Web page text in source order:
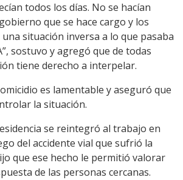
todos los días. No se hacían
que se hace cargo y los
situación inversa a lo que pasaba
sostuvo y agregó que de todas
tiene derecho a interpelar.
es lamentable y aseguró que
la situación.
se reintegró al trabajo en
del accidente vial que sufrió la
que ese hecho le permitió valorar
de las personas cercanas.